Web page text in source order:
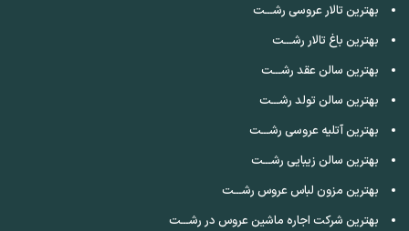
بهترین تالار عروسی رشـــت
بهترین باغ تالار رشـــت
بهترین سالن عقد رشـــت
بهترین سالن تولد رشـــت
بهترین آتلیه عروسی رشـــت
بهترین سالن زیبایی رشـــت
بهترین مزون لباس عروس رشـــت
بهترین شرکت اجاره ماشین عروس در رشـــت